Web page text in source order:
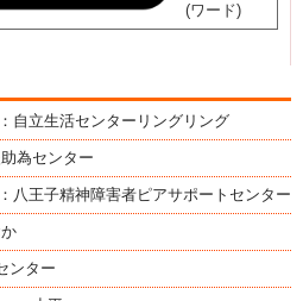
(ワード)
自立生活センターリングリング
為センター
八王子精神障害者ピアサポートセンター
ンター